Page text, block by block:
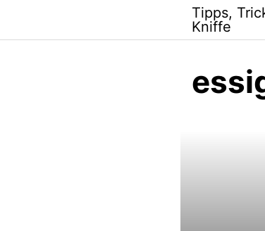
content
Tipps,
Kniffe